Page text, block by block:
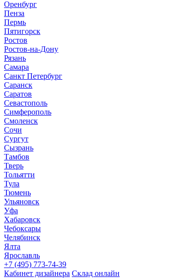
Оренбург
Пенза
Пермь
Пятигорск
Ростов
Ростов-на-Дону
Рязань
Самара
Санкт Петербург
Саранск
Саратов
Севастополь
Симферополь
Смоленск
Сочи
Сургут
Сызрань
Тамбов
Тверь
Тольятти
Тула
Тюмень
Ульяновск
Уфа
Хабаровск
Чебоксары
Челябинск
Ялта
Ярославль
+7 (495) 773-74-39
Кабинет дизайнера Склад онлайн